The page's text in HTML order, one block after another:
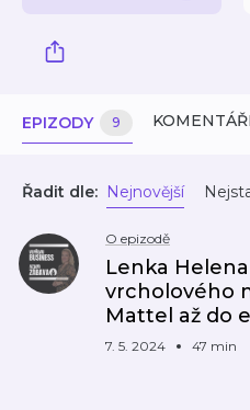
EPIZODY 9
Řadit dle: Nejnovější
O epizodě
Lenka
vrcholového
Mattel až do
7. 5. 2024 47 min